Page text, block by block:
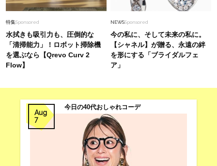
特集Sponsored
水拭きも吸引力も、圧倒的な
「清掃能力」！ロボット掃除機
を選ぶなら【Qrevo Curv 2
Flow】
NEWSSponsored
今の私に、そして未来の私に。
【シャネル】が贈る、永遠の絆
を形にする「ブライダルフェ
ア」
Aug
7
今日の40代おしゃれコーデ